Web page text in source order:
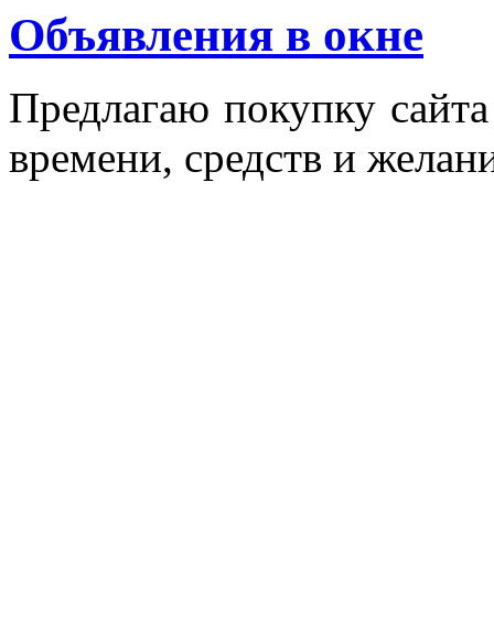
Объявления в окне
Пред­ла­гаю по­куп­ку
вре­мени, средств и